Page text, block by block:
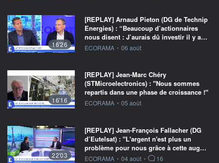
16'26
[REPLAY] Arnaud Pieton (DG de Technip
Energies) : “Beaucoup d’actionnaires
nous disent : J’aurais dû investir il y a…
information fournie par
ECORAMA • 06 août
16'16
[REPLAY] Jean-Marc Chéry
(STMicroelectronics) : "Nous sommes
repartis dans une phase de croissance !"
information fournie par
ECORAMA • 05 août
22'03
[REPLAY] Jean-François Fallacher (DG
d’Eutelsat) : "L'argent n'est plus un
problème pour nous grâce à cette aug…
information fournie par
ECORAMA • 04 août • 16